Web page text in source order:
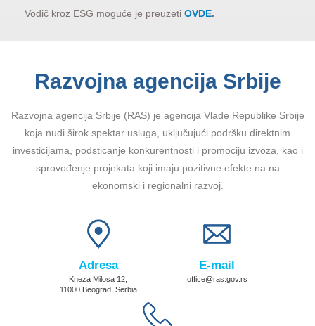
Vodič kroz ESG moguće je preuzeti OVDE.
Razvojna agencija Srbije
Razvojna agencija Srbije (RAS) je agencija Vlade Republike Srbije
koja nudi širok spektar usluga, uključujući podršku direktnim
investicijama, podsticanje konkurentnosti i promociju izvoza, kao i
sprovođenje projekata koji imaju pozitivne efekte na na
ekonomski i regionalni razvoj.
Adresa
Kneza Milosa 12,
11000 Beograd, Serbia
E-mail
office@ras.gov.rs